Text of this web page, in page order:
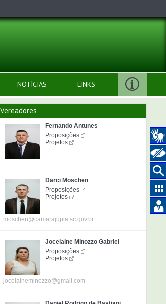
NOTÍCIAS LINKS
Vereadores
Fernando Antunes
Proposições
Projetos
Darci Moschen
Proposições
Projetos
moschen@camarajupia.sc.gov.br
Jocelaine Minozzo Gabriel
Proposições
Projetos
jocelaineminozzo@gmail.com